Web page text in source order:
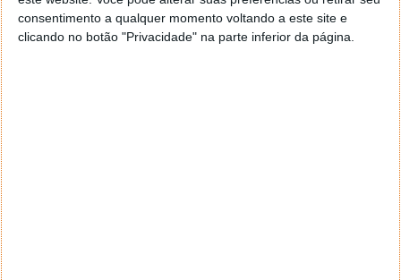
consentimento a qualquer momento voltando a este site e
clicando no botão "Privacidade" na parte inferior da página.
#TudoPorUmAppleWatch
#TudoPorUmaAppleTV #pplware (+4